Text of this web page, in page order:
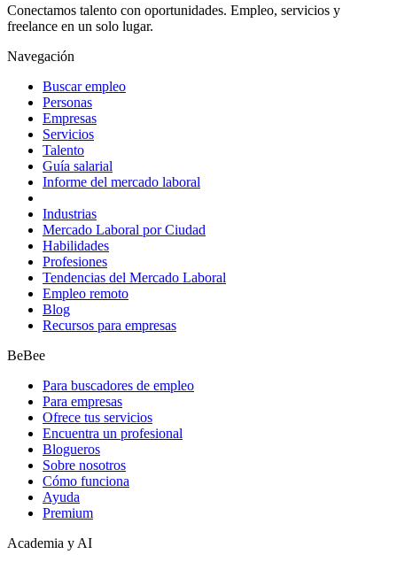
Conectamos talento con oportunidades. Empleo, servicios y
freelance en un solo lugar.
Navegación
Buscar empleo
Personas
Empresas
Servicios
Talento
Guía salarial
Informe del mercado laboral
Industrias
Mercado Laboral por Ciudad
Habilidades
Profesiones
Tendencias del Mercado Laboral
Empleo remoto
Blog
Recursos para empresas
BeBee
Para buscadores de empleo
Para empresas
Ofrece tus servicios
Encuentra un profesional
Blogueros
Sobre nosotros
Cómo funciona
Ayuda
Premium
Academia y AI